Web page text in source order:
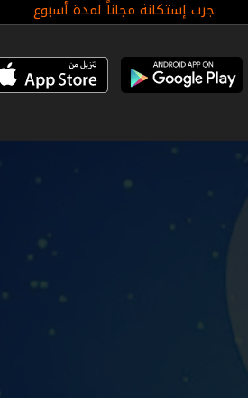
جرب إستكانة مجاناً لمدة أسبوع